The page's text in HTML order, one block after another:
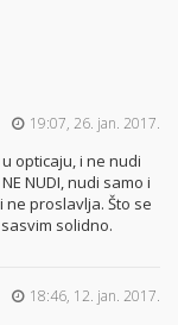
19:07, 26. jan. 2017.
opticaju, i ne nudi
NUDI, nudi samo i
ne proslavlja. Što se
solidno.
18:46, 12. jan. 2017.